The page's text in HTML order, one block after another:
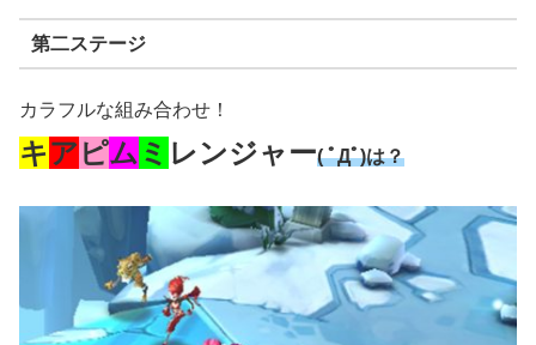
第二ステージ
カラフルな組み合わせ！
キア ピム ミ レンジャー( ﾟДﾟ)は？